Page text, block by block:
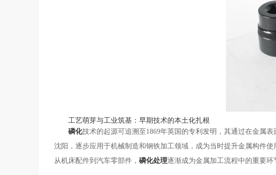
工艺萌芽与工业筑基：早期技术的本土化扎根
磷化技术的起源可追溯至1869年英国的专利发明，其通过在金属
沈阳，逐步应用于机械制造和钢铁加工领域，成为当时提升金属构件
从机床配件到汽车零部件， 磷化处理逐渐成为金属加工流程中的重要环